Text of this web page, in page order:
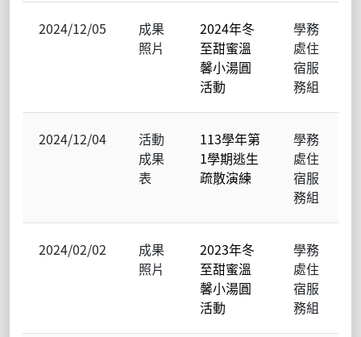
2024/12/05
成果
照片
2024年冬
至甜蜜溫
馨小湯圓
活動
學務
處住
宿服
務組
2024/12/04
活動
成果
表
113學年第
1學期逃生
疏散演練
學務
處住
宿服
務組
2024/02/02
成果
照片
2023年冬
至甜蜜溫
馨小湯圓
活動
學務
處住
宿服
務組